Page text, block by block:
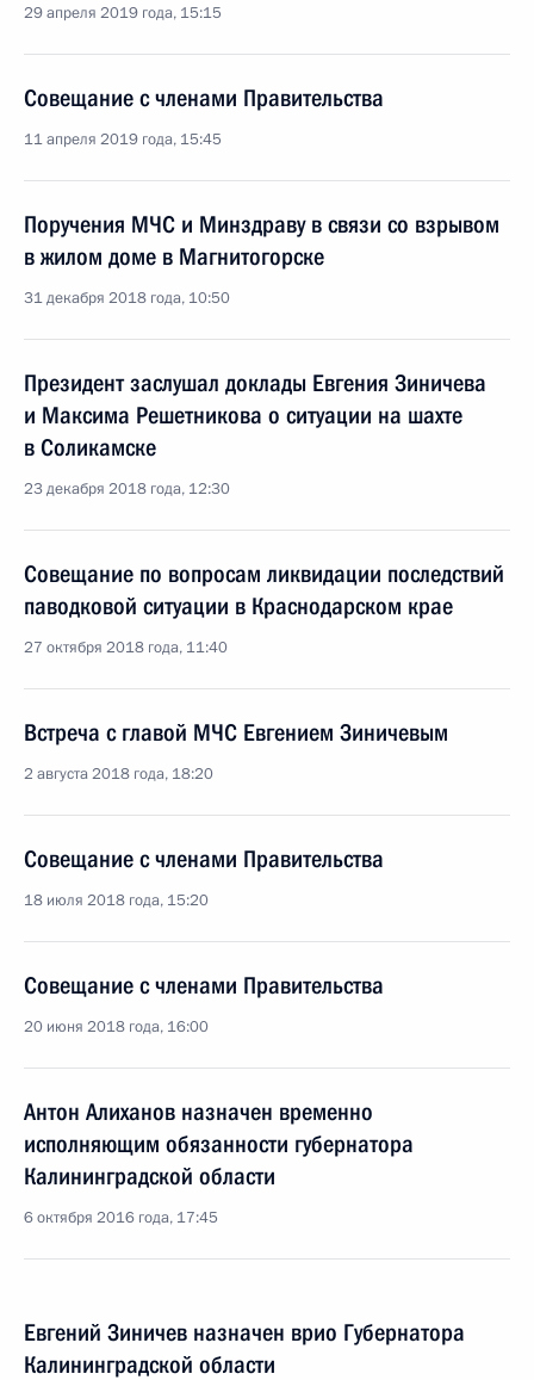
29 апреля 2019 года, 15:15
Совещание с членами Правительства
11 апреля 2019 года, 15:45
Поручения МЧС и Минздраву в связи со взрывом
в жилом доме в Магнитогорске
31 декабря 2018 года, 10:50
Президент заслушал доклады Евгения Зиничева
и Максима Решетникова о ситуации на шахте
в Соликамске
23 декабря 2018 года, 12:30
Совещание по вопросам ликвидации последствий
паводковой ситуации в Краснодарском крае
27 октября 2018 года, 11:40
Встреча с главой МЧС Евгением Зиничевым
2 августа 2018 года, 18:20
Совещание с членами Правительства
18 июля 2018 года, 15:20
Совещание с членами Правительства
20 июня 2018 года, 16:00
Антон Алиханов назначен временно
исполняющим обязанности губернатора
Калининградской области
6 октября 2016 года, 17:45
Евгений Зиничев назначен врио Губернатора
Калининградской области